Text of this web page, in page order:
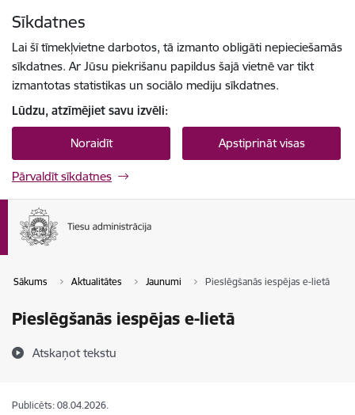
Sīkdatnes
Lai šī tīmekļvietne darbotos, tā izmanto obligāti nepieciešamās
sīkdatnes. Ar Jūsu piekrišanu papildus šajā vietnē var tikt
izmantotas statistikas un sociālo mediju sīkdatnes.
Lūdzu, atzīmējiet savu izvēli:
Noraidīt Apstiprināt visas
Pārvaldīt sīkdatnes
Sākums Aktualitātes Jaunumi Pieslēgšanās iespējas e-lietā
Pieslēgšanās iespējas e-lietā
Atskaņot tekstu
Publicēts: 08.04.2026.